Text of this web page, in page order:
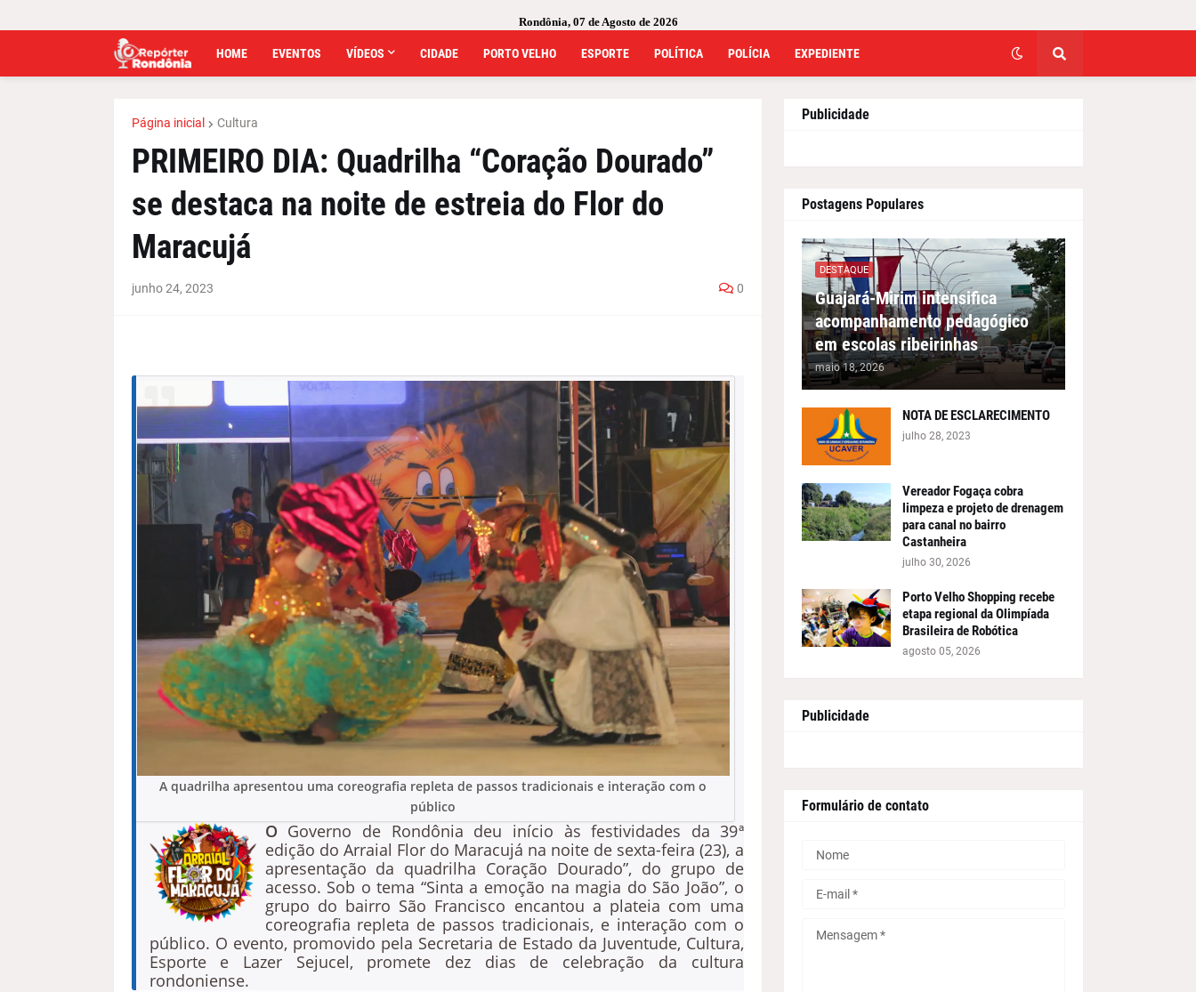
Rondônia, 07 de Agosto de 2026
HOME EVENTOS VÍDEOS CIDADE PORTO VELHO ESPORTE POLÍTICA POLÍCIA EXPEDIENTE
Página inicial Cultura
PRIMEIRO DIA: Quadrilha “Coração Dourado”
se destaca na noite de estreia do Flor do
Maracujá
junho 24, 2023 0
A quadrilha apresentou uma coreografia repleta de passos tradicionais e interação com o
público
O Governo de Rondônia deu início às festividades da 39ª
edição do Arraial Flor do Maracujá na noite de sexta-feira (23), a
apresentação da quadrilha Coração Dourado”, do grupo de
acesso. Sob o tema “Sinta a emoção na magia do São João”, o
grupo do bairro São Francisco encantou a plateia com uma
coreografia repleta de passos tradicionais, e interação com o
público. O evento, promovido pela Secretaria de Estado da Juventude, Cultura,
Esporte e Lazer Sejucel, promete dez dias de celebração da cultura
rondoniense.
Publicidade
Postagens Populares
DESTAQUE
Guajará-Mirim intensifica
acompanhamento pedagógico
em escolas ribeirinhas
maio 18, 2026
NOTA DE ESCLARECIMENTO
julho 28, 2023
Vereador Fogaça cobra
limpeza e projeto de drenagem
para canal no bairro
Castanheira
julho 30, 2026
Porto Velho Shopping recebe
etapa regional da Olimpíada
Brasileira de Robótica
agosto 05, 2026
Publicidade
Formulário de contato